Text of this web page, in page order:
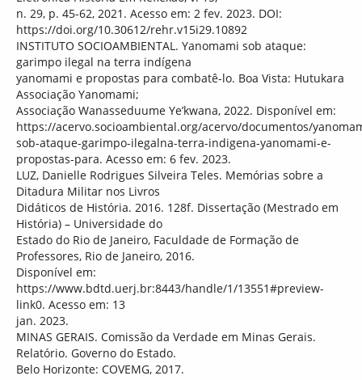
n. 29, p. 45-62, 2021. Acesso em: 2 fev. 2023. DOI:
https://doi.org/10.30612/rehr.v15i29.10892
INSTITUTO SOCIOAMBIENTAL. Yanomami sob ataque:
garimpo ilegal na terra indígena
yanomami e propostas para combatê-lo. Boa Vista: Hutukara
Associação Yanomami;
Associação Wanasseduume Ye’kwana, 2022. Disponível em:
https://acervo.socioambiental.org/acervo/documentos/
sob-ataque-garimpo-ilegalna-terra-indigena-yanomami-e-
propostas-para. Acesso em: 6 fev. 2023.
LUZ, Danielle Rodrigues Silveira Teles. Memórias sobre a
Ditadura Militar nos Livros
Didáticos de História. 2016. 128f. Dissertação (Mestrado em
História) – Universidade do
Estado do Rio de Janeiro, Faculdade de Formação de
Professores, Rio de Janeiro, 2016.
Disponível em:
https://www.bdtd.uerj.br:8443/handle/1/13551#preview-
link0. Acesso em: 13
jan. 2023.
MINAS GERAIS. Comissão da Verdade em Minas Gerais.
Relatório. Governo do Estado.
Belo Horizonte: COVEMG, 2017.